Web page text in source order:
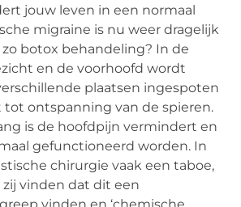
jouw leven in een normaal
migraine is nu weer dragelijk
botox behandeling? In de
en de voorhoofd wordt
plaatsen ingespoten
ontspanning van de spieren.
is de hoofdpijn vermindert en
gefunctioneerd worden. In
chirurgie vaak een taboe,
vinden dat dit een